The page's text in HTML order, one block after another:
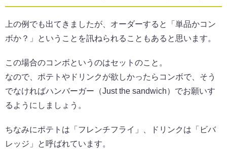
上の例でも出てきましたが、オーダーすると「単品かコン
ボか？」ということを訊ねられることもあると思います。
この場合のコンボというのはセットのこと。
なので、ポテトやドリンクが欲しかったらコンボで、そう
でなければハンバーガー（Just the sandwich）でお願いす
るようにしましょう。
ちなみにポテトは「フレンチフライ」、ドリンクは「ビバ
レッジ」と呼ばれています。